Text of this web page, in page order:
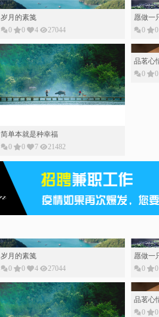
岁月的素䇳
0
0 4 27044
愿做一
0
0
简单本就是种幸福
0
0 7 21482
品茗心
0
0
岁月的素䇳
0
0 4 27044
愿做一
0
0
品茗心
0
0